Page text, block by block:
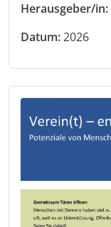
Herausgeber/in:
Datum:2026